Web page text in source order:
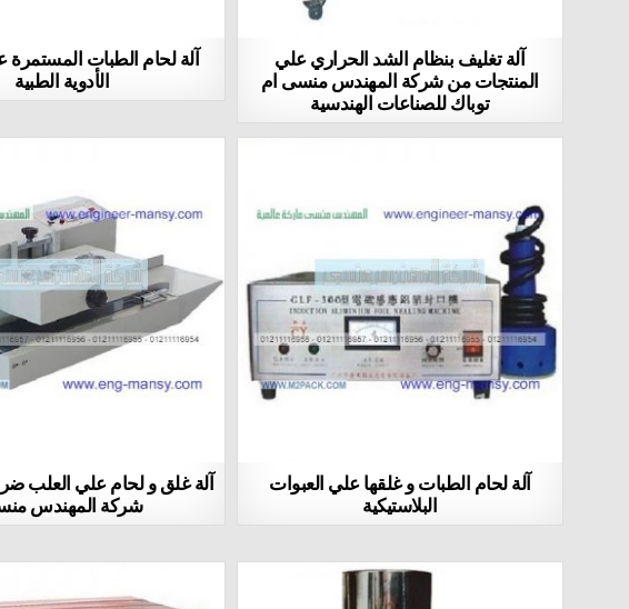
آلة لحام الطبات
الأدوية الطبية
آلة تغليف بنظام الشد الحراري علي
المنتجات من شركة المهندس منسى ام
توباك للصناعات الهندسية
آلة غلق و لحام علي العلب
شركة المهندس
آلة لحام الطبات و غلقها علي العبوات
البلاستيكية